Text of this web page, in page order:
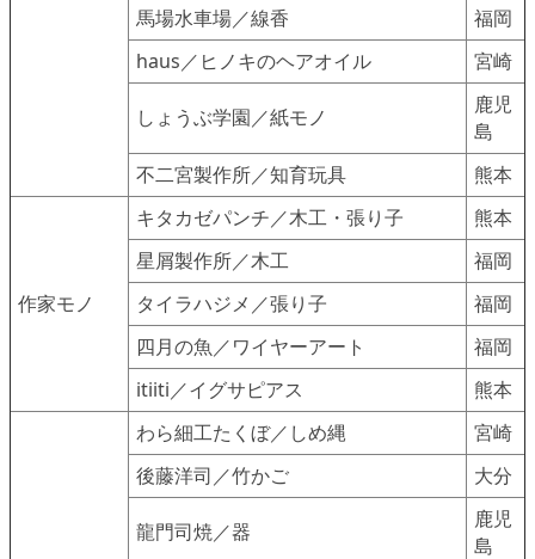
馬場水車場／線香
福岡
haus／ヒノキのヘアオイル
宮崎
しょうぶ学園／紙モノ
鹿児
島
不二宮製作所／知育玩具
熊本
作家モノ
キタカゼパンチ／木工・張り子
熊本
星屑製作所／木工
福岡
タイラハジメ／張り子
福岡
四月の魚／ワイヤーアート
福岡
itiiti／イグサピアス
熊本
わら細工たくぼ／しめ縄
宮崎
後藤洋司／竹かご
大分
龍門司焼／器
鹿児
島